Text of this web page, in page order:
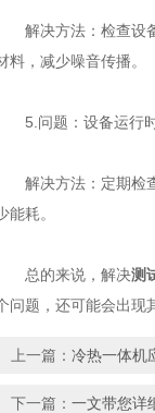
解决方法：检查设备
料，减少噪音传播。
5.问题：设备运行时
解决方法：定期检查
能耗。
总的来说，解决测
问题，还可能会出现
上一篇： 冷热一体机
下一篇： 一文带您详